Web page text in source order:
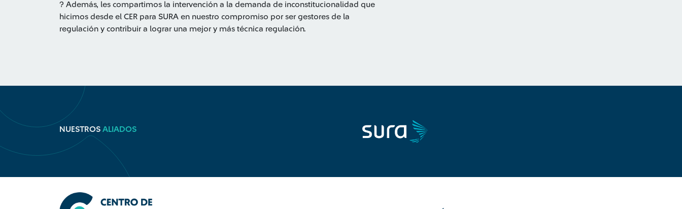
? Además, les compartimos la intervención a la demanda de inconstitucionalidad que
hicimos desde el CER para SURA en nuestro compromiso por ser gestores de la
regulación y contribuir a lograr una mejor y más técnica regulación.
NUESTROS ALIADOS